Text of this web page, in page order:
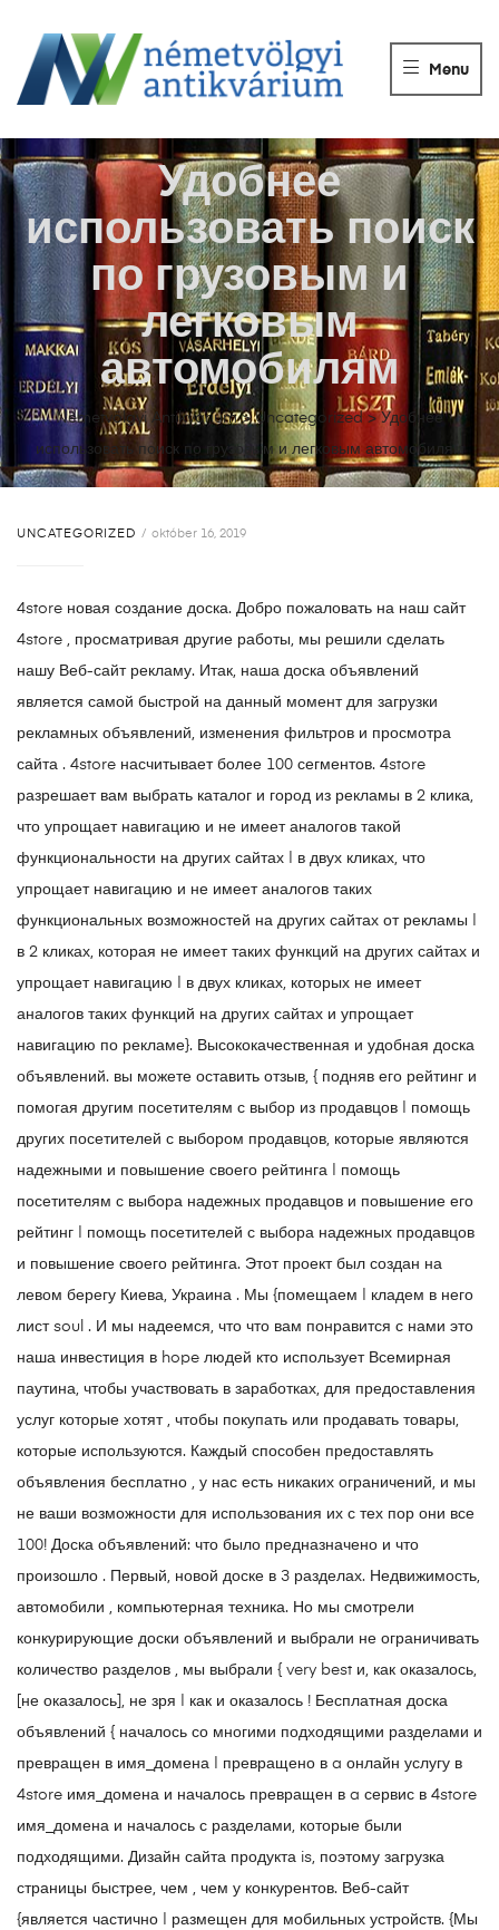
ANTIKVÁRIUM
Könyvek
eladása.
Menu
Németvölgyi Antikvárium>Uncategorized > Удобнее
использовать поиск по грузовым и легковым автомобилям
Удобнее
использовать поиск
по грузовым и
легковым
автомобилям
UNCATEGORIZED október 16, 2019
4store новая создание доска. Добро пожаловать на наш сайт
4store , просматривая другие работы, мы решили сделать
нашу Веб-сайт рекламу. Итак, наша доска объявлений
является самой быстрой на данный момент для загрузки
рекламных объявлений, изменения фильтров и просмотра
сайта . 4store насчитывает более 100 сегментов. 4store
разрешает вам выбрать каталог и город из рекламы в 2 клика,
что упрощает навигацию и не имеет аналогов такой
функциональности на других сайтах | в двух кликах, что
упрощает навигацию и не имеет аналогов таких
функциональных возможностей на других сайтах от рекламы |
в 2 кликах, которая не имеет таких функций на других сайтах и
​​упрощает навигацию | в двух кликах, которых не имеет
аналогов таких функций на других сайтах и ​​упрощает
навигацию по рекламе}. Высококачественная и удобная доска
объявлений. вы можете оставить отзыв, { подняв его рейтинг и
помогая другим посетителям с выбор из продавцов | помощь
других посетителей с выбором продавцов, которые являются
надежными и повышение своего рейтинга | помощь
посетителям с выбора надежных продавцов и повышение его
рейтинг | помощь посетителей с выбора надежных продавцов
и повышение своего рейтинга. Этот проект был создан на
левом берегу Киева, Украина . Мы {помещаем | кладем в него
лист soul . И мы надеемся, что что вам понравится с нами это
наша инвестиция в hope людей кто использует Всемирная
паутина, чтобы участвовать в заработках, для предоставления
услуг которые хотят , чтобы покупать или продавать товары,
которые используются. Каждый способен предоставлять
объявления бесплатно , у нас есть никаких ограничений, и мы
не ваши возможности для использования их с тех пор они все
100! Доска объявлений: что было предназначено и что
произошло . Первый, новой доске в 3 разделах. Недвижимость,
автомобили , компьютерная техника. Но мы смотрели
конкурирующие доски объявлений и выбрали не ограничивать
количество разделов , мы выбрали { very best и, как оказалось,
[не оказалось], не зря | как и оказалось ! Бесплатная доска
объявлений { началось со многими подходящими разделами и
превращен в имя_домена | превращено в a онлайн услугу в
4store имя_домена и началось превращен в a сервис в 4store
имя_домена и началось с разделами, которые были
подходящими. Дизайн сайта продукта is, поэтому загрузка
страницы быстрее, чем , чем у конкурентов. Веб-сайт
{является частично | размещен для мобильных устройств. {Мы